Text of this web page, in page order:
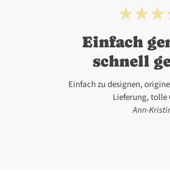
Einfach
schnell
Einfach zu designen,
Lieferung,
Ann-